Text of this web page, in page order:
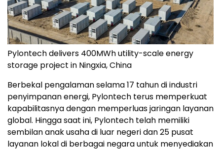
Pylontech delivers 400MWh utility-scale energy
storage project in Ningxia, China
Berbekal pengalaman selama 17 tahun di industri
penyimpanan energi, Pylontech terus memperkuat
kapabilitasnya dengan memperluas jaringan layanan
global. Hingga saat ini, Pylontech telah memiliki
sembilan anak usaha di luar negeri dan 25 pusat
layanan lokal di berbagai negara untuk menyediakan